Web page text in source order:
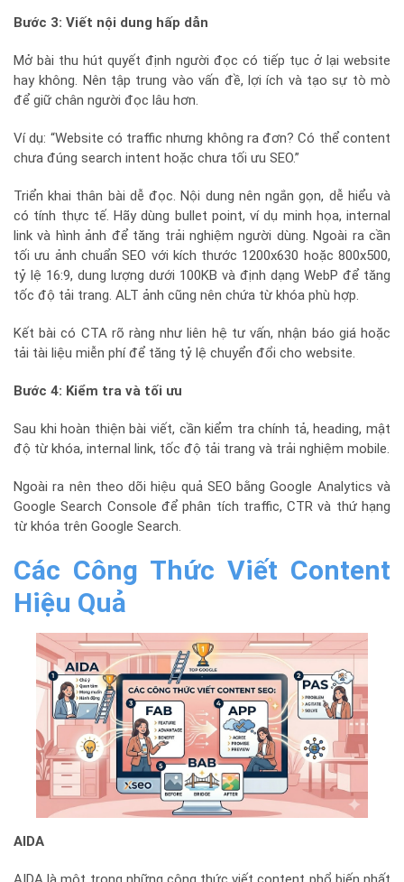
Bước 3: Viết nội dung hấp dẫn
Mở bài thu hút quyết định người đọc có tiếp tục ở lại website
hay không. Nên tập trung vào vấn đề, lợi ích và tạo sự tò mò
để giữ chân người đọc lâu hơn.
Ví dụ: “Website có traffic nhưng không ra đơn? Có thể content
chưa đúng search intent hoặc chưa tối ưu SEO.”
Triển khai thân bài dễ đọc. Nội dung nên ngắn gọn, dễ hiểu và
có tính thực tế. Hãy dùng bullet point, ví dụ minh họa, internal
link và hình ảnh để tăng trải nghiệm người dùng. Ngoài ra cần
tối ưu ảnh chuẩn SEO với kích thước 1200x630 hoặc 800x500,
tỷ lệ 16:9, dung lượng dưới 100KB và định dạng WebP để tăng
tốc độ tải trang. ALT ảnh cũng nên chứa từ khóa phù hợp.
Kết bài có CTA rõ ràng như liên hệ tư vấn, nhận báo giá hoặc
tải tài liệu miễn phí để tăng tỷ lệ chuyển đổi cho website.
Bước 4: Kiểm tra và tối ưu
Sau khi hoàn thiện bài viết, cần kiểm tra chính tả, heading, mật
độ từ khóa, internal link, tốc độ tải trang và trải nghiệm mobile.
Ngoài ra nên theo dõi hiệu quả SEO bằng Google Analytics và
Google Search Console để phân tích traffic, CTR và thứ hạng
từ khóa trên Google Search.
Các Công Thức Viết Content
Hiệu Quả
AIDA